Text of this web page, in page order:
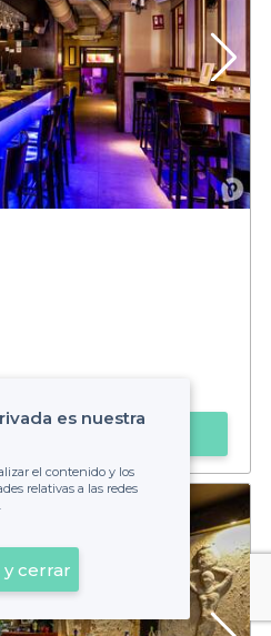
solicitud
el mapa
es nuestra
el contenido y los
relativas a las redes
cerrar